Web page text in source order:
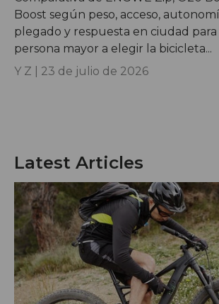
Latest Articles
Boost según peso, acceso,
plegado y respuesta en ciudad para
persona mayor a elegir la bicicleta...
Y Z | 23 de julio de 2026